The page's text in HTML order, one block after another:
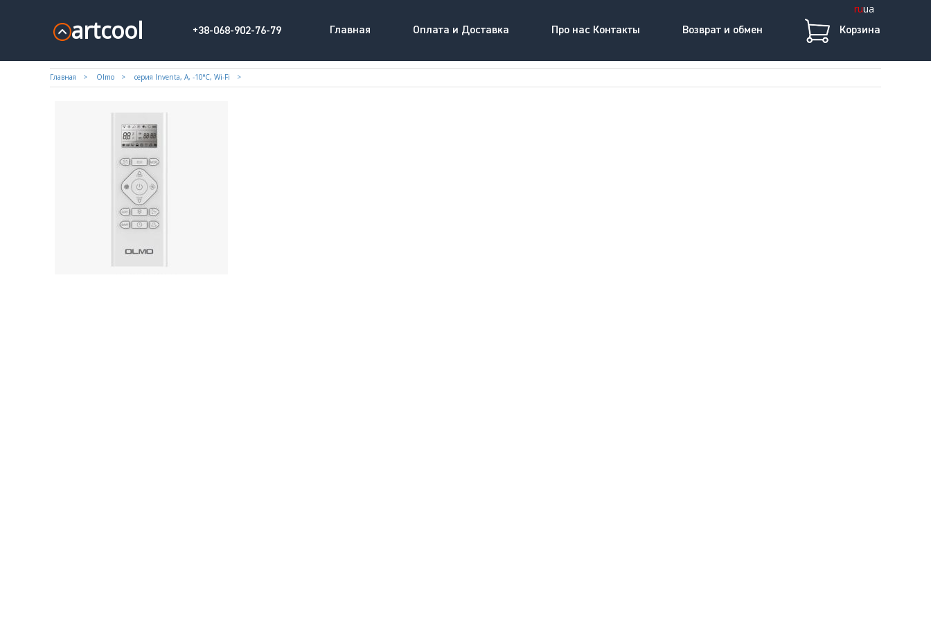
ruua
artcool +38-068-902-76-79 Главная Оплата и Доставка Про нас Контакты Возврат и обмен Корзина
Главная Olmo серия Inventa, A, -10°С, Wi-Fi